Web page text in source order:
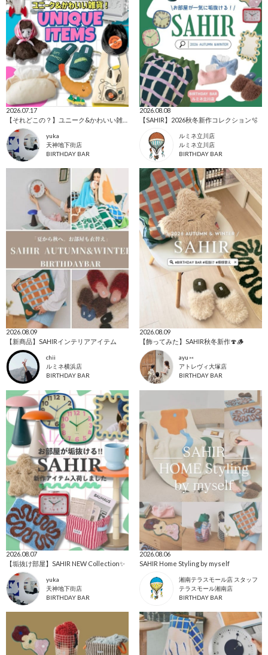
2026.07.17
yuka
天神地下街店
BIRTHDAY BAR
2026.08.08
【SAHIR】2026秋冬新作コレクション🫧
ルミネ立川店
ルミネ立川店
BIRTHDAY BAR
2026.08.09
【新商品】SAHIRインテリアアイテム
chii
ルミネ横浜店
BIRTHDAY BAR
2026.08.09
【飾ってみた】SAHIR秋冬新作🍄🪵
ayu ⑅
アトレヴィ大塚店
BIRTHDAY BAR
2026.08.07
【垢抜け部屋】SAHIR NEW Collection✨️
yuka
天神地下街店
BIRTHDAY BAR
2026.08.06
SAHIR Home Styling by myself
湘南テラスモール店 スタッフ
テラスモール湘南店
BIRTHDAY BAR